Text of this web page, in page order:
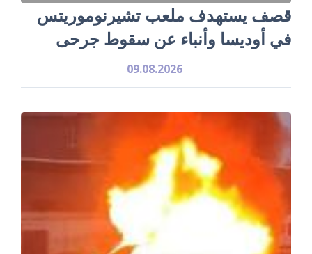
قصف يستهدف ملعب تشيرنوموريتس
في أوديسا وأنباء عن سقوط جرحى
09.08.2026